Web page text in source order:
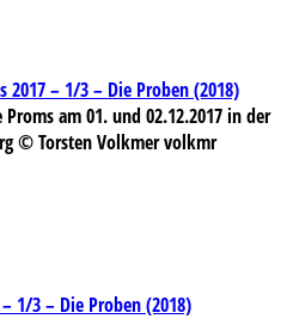
2017 – 1/3 – Die Proben (2018)
am 01. und 02.12.2017 in der
© Torsten Volkmer volkmr
1/3 – Die Proben (2018)